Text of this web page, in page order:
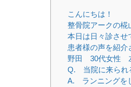
こんにちは！
整骨院アークの椛
本日は日々診させ
患者様の声を紹介
野田 30代女性
Q. 当院に来られ
A. ランニングを